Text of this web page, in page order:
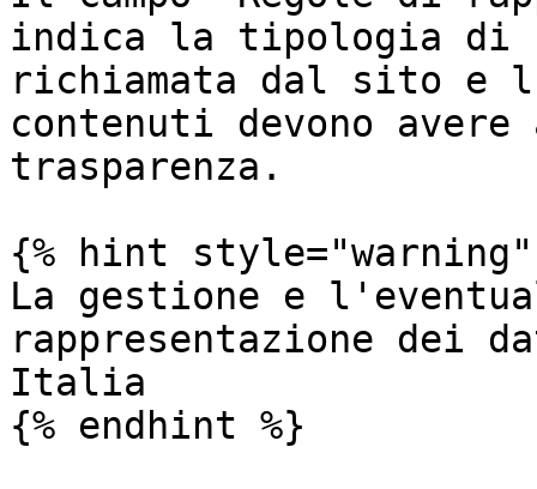
indica la tipologia di
richiamata dal sito e
contenuti devono
trasparenza.
{% hint style="warning"
La gestione e
rappresentazione dei
Italia
{% endhint %}